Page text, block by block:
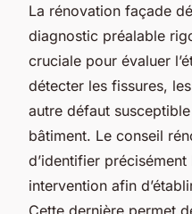
La rénovation façade
diagnostic préalable
cruciale pour évaluer
détecter les fissures,
autre défaut
bâtiment. Le conseil
d’identifier
intervention afin
Cette dernière permet